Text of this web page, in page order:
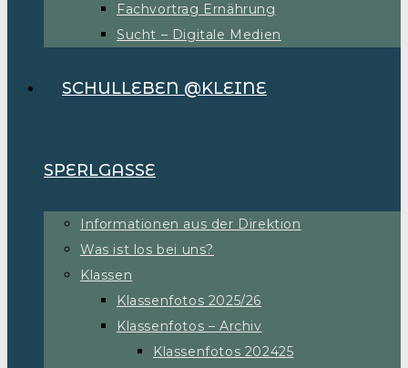
Fachvortrag Ernährung
Sucht – Digitale Medien
SCHULLEBEN @KLEINE
SPERLGASSE
Informationen aus der Direktion
Was ist los bei uns?
Klassen
Klassenfotos 2025/26
Klassenfotos – Archiv
Klassenfotos 202425